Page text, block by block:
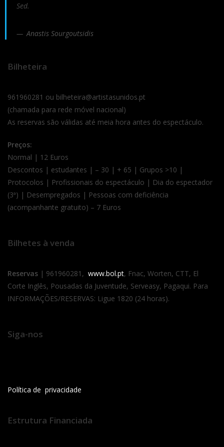
Sed.
Anastis Sourgoutsidis
Bilheteira
961960281 ou bilheteira@artistasunidos.pt
(chamada para rede móvel nacional)
As reservas são válidas até meia hora antes do espectáculo.
Preços:
Normal | 12 Euros
Descontos | estudantes | – 30 | + 65 | Grupos >10 |
Protocolos | Profissionais do espectáculo | Dia do espectador
(3ª) | Desempregados | Pessoas com deficiência
(acompanhante gratuito) – 7 Euros
Bilhetes à venda
Reservas | 961960281, www.bol.pt, Fnac, Worten, CTT, El
Corte Inglês, Pousadas da Juventude, Serveasy, Pagaqui. Para
INFORMAÇÕES/RESERVAS: Ligue 1820 (24 horas).
Siga-nos
Política de privacidade
Estrutura Financiada